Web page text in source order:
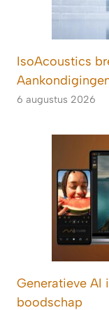
IsoAcoustics
6 augustus 2026
Generatieve AI
boodschap